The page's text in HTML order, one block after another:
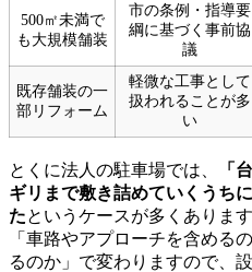
500㎡未満で
も大規模舗装
市の条例・指導要
綱に基づく事前協
議
既存舗装の一
部リフォーム
軽微な工事として
扱われることが多
い
とくに法人の駐車場では、
「
ギリまで敷き詰めていくうち
たというケースが多くありま
「車路やアプローチを含める
るのか」で変わりますので、